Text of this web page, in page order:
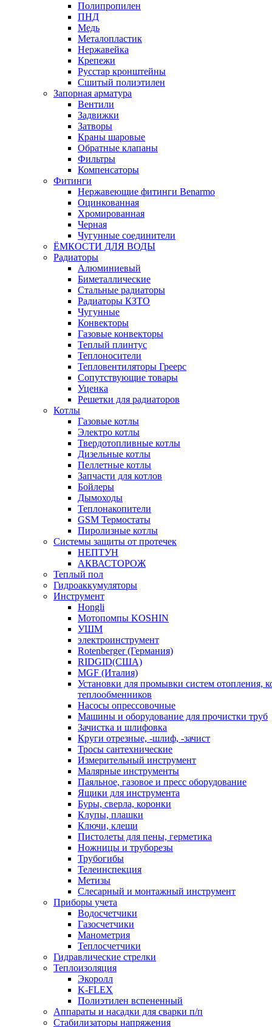
Полипропилен
ПНД
Медь
Металопластик
Нержавейка
Крепежи
Русстар кронштейны
Сшитый полиэтилен
Запорная арматура
Вентили
Задвижки
Затворы
Краны шаровые
Обратные клапаны
Фильтры
Компенсаторы
Фитинги
Нержавеющие фитинги Benarmo
Оцинкованная
Хромированная
Черная
Чугунные соединители
ЁМКОСТИ ДЛЯ ВОДЫ
Радиаторы
Алюминиевый
Биметаллические
Стальные радиаторы
Радиаторы КЗТО
Чугунные
Конвекторы
Газовые конвекторы
Теплый плинтус
Теплоносители
Тепловентиляторы Греерс
Сопутствующие товары
Уценка
Решетки для радиаторов
Котлы
Газовые котлы
Электро котлы
Твердотопливные котлы
Дизельные котлы
Пеллетные котлы
Запчасти для котлов
Бойлеры
Дымоходы
Теплонакопители
GSM Термостаты
Пиролизные котлы
Системы защиты от протечек
НЕПТУН
АКВАСТОРОЖ
Теплый пол
Гидроаккумуляторы
Инструмент
Hongli
Мотопомпы KOSHIN
УШМ
электроинструмент
Rotenberger (Германия)
RIDGID(США)
MGF (Италия)
Установки для промывки систем отопления,
теплообменников
Насосы опрессовочные
Машины и оборудование для прочистки труб
Зачистка и шлифовка
Круги отрезные, -шлиф, -зачист
Тросы сантехнические
Измерительный инструмент
Малярные инструменты
Паяльное, газовое и пресс оборудование
Ящики для инструмента
Буры, сверла, коронки
Клупы, плашки
Ключи, клещи
Пистолеты для пены, герметика
Ножницы и труборезы
Трубогибы
Телеинспекция
Метизы
Слесарный и монтажный инструмент
Приборы учета
Водосчетчики
Газосчетчики
Манометрия
Теплосчетчики
Гидравлические стрелки
Теплоизоляция
Экоролл
K-FLEX
Полиэтилен вспененный
Аппараты и насадки для сварки п/п
Стабилизаторы напряжения